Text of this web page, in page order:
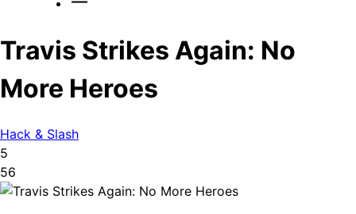
Travis Strikes Again: No
More Heroes
Hack & Slash
5
56